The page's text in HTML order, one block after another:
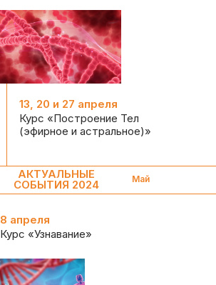
АКТУАЛЬНЫЕ
СОБЫТИЯ 2024 Май
13, 20 и 27 апреля
Курс «Построение Тел
(эфирное и астральное)»
8 апреля
Курс «Узнавание»